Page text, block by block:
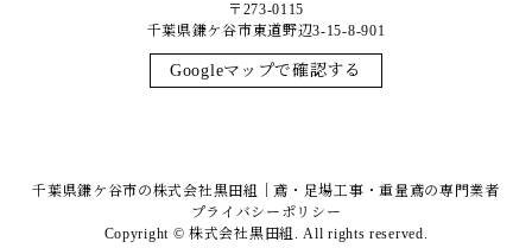
〒273-0115
千葉県鎌ケ谷市東道野辺3-15-8-901
Googleマップで確認する
千葉県鎌ケ谷市の株式会社黒田組｜鳶・足場工事・重量鳶の専門業者
プライバシーポリシー
Copyright © 株式会社黒田組. All rights reserved.